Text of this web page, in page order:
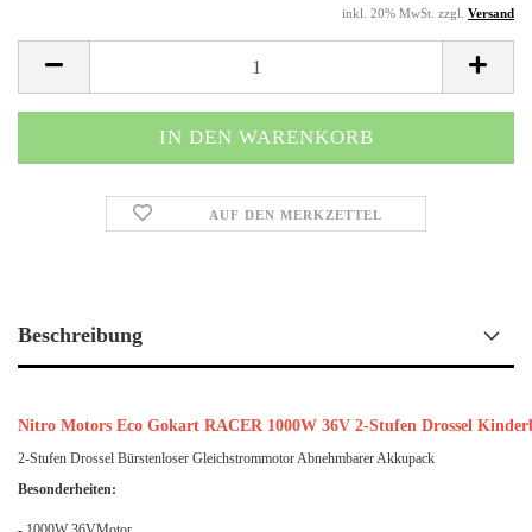
inkl. 20% MwSt. zzgl. Versand
AUF DEN MERKZETTEL
Beschreibung
Nitro Motors Eco Gokart RACER 1000W 36V 2-Stufen Drossel
2-Stufen Drossel Bürstenloser Gleichstrommotor Abnehmbarer Akkupack
Besonderheiten: